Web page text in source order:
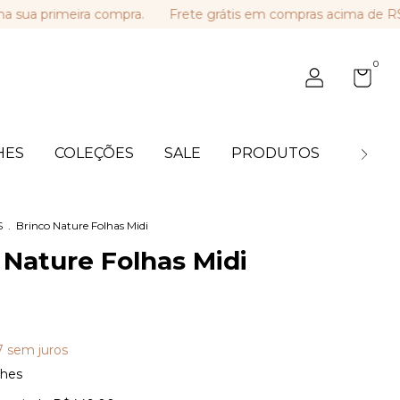
primeira compra. Frete grátis em compras acima de R$
0
COLEÇÕES SALE PRODUTOS BLOG
. Brinco Nature Folhas Midi
Folhas Midi
sem juros